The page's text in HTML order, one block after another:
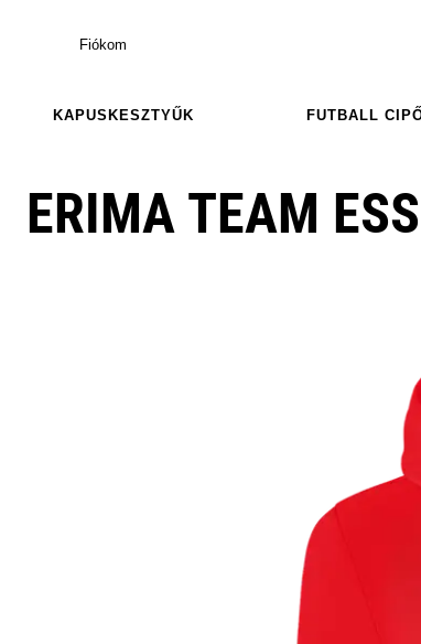
Fiókom
KAPUSKESZTYŰK FUTBALL
ERIMA TEAM